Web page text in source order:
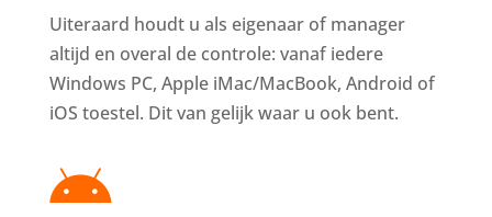
Uiteraard houdt u als eigenaar of manager
altijd en overal de controle: vanaf iedere
Windows PC, Apple iMac/MacBook, Android of
iOS toestel. Dit van gelijk waar u ook bent.
